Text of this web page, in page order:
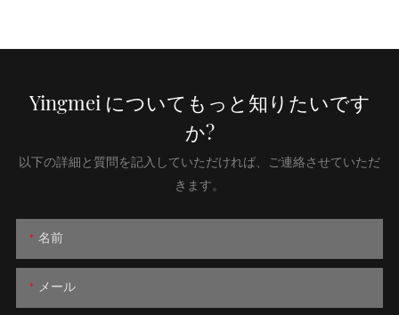
Yingmei についてもっと知りたいです
か?
以下の詳細と質問を記入していただければ、ご連絡させていただ
きます。
名前
メール